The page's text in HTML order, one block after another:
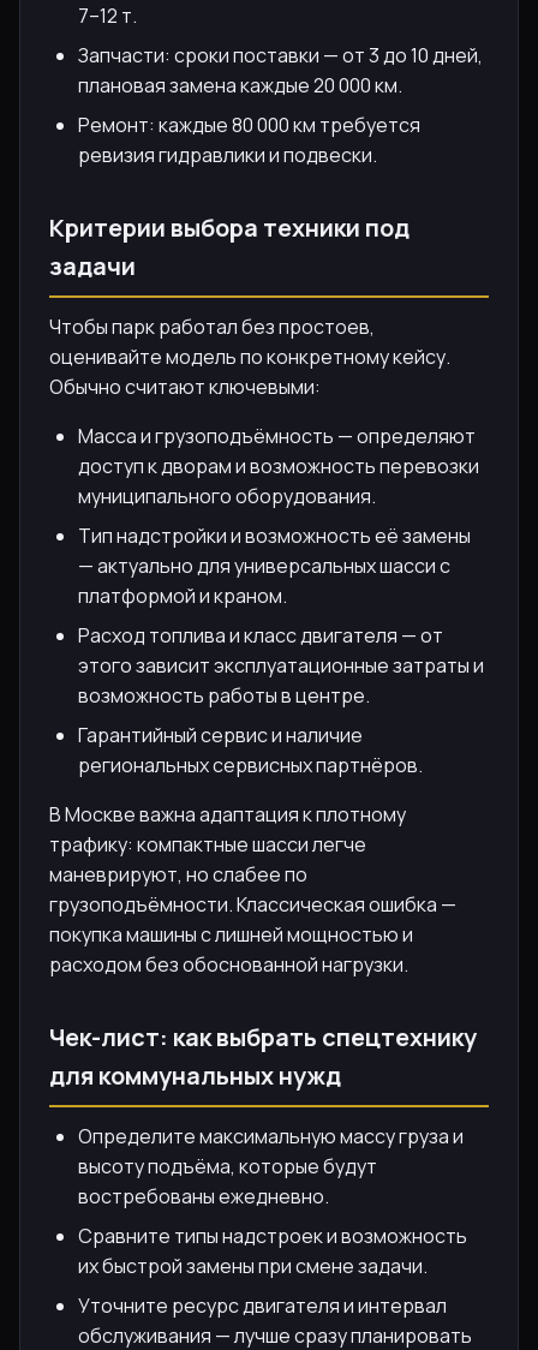
7–12 т.
Запчасти: сроки поставки — от 3 до 10 дней,
плановая замена каждые 20 000 км.
Ремонт: каждые 80 000 км требуется
ревизия гидравлики и подвески.
Критерии выбора техники под
задачи
Чтобы парк работал без простоев,
оценивайте модель по конкретному кейсу.
Обычно считают ключевыми:
Масса и грузоподъёмность — определяют
доступ к дворам и возможность перевозки
муниципального оборудования.
Тип надстройки и возможность её замены
— актуально для универсальных шасси с
платформой и краном.
Расход топлива и класс двигателя — от
этого зависит эксплуатационные затраты и
возможность работы в центре.
Гарантийный сервис и наличие
региональных сервисных партнёров.
В Москве важна адаптация к плотному
трафику: компактные шасси легче
маневрируют, но слабее по
грузоподъёмности. Классическая ошибка —
покупка машины с лишней мощностью и
расходом без обоснованной нагрузки.
Чек-лист: как выбрать спецтехнику
для коммунальных нужд
Определите максимальную массу груза и
высоту подъёма, которые будут
востребованы ежедневно.
Сравните типы надстроек и возможность
их быстрой замены при смене задачи.
Уточните ресурс двигателя и интервал
обслуживания — лучше сразу планировать